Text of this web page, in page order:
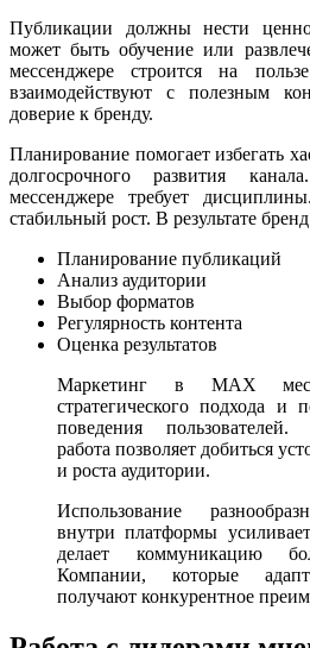
Публикации должны нести
может быть обучение или
мессенджере строится на
взаимодействуют с полезным
доверие к бренду.
Планирование помогает избегать
долгосрочного развития
мессенджере требует
стабильный рост. В результате
Планирование публикаций
Анализ аудитории
Выбор форматов
Регулярность контента
Оценка результатов
Маркетинг в MAX
стратегического подхода и
поведения
работа позволяет добиться
и роста аудитории.
Использование
внутри платформы
делает коммуникацию
Компании, которые
получают конкурентное